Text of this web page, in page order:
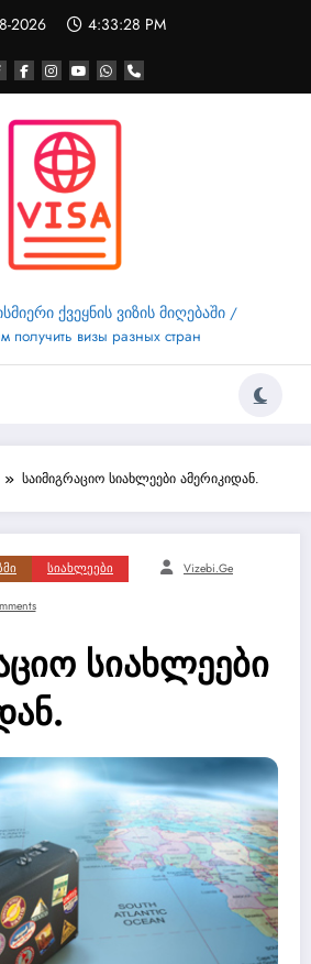
2026 4:33:29 PM
ქვეყნის ვიზის მიღებაში /
получить визы разных стран
საიმიგრაციო სიახლეები ამერიკიდან.
Სიახლეები Vizebi.ge
სიახლეები